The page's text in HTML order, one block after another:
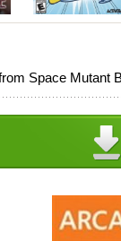
Space Mutant